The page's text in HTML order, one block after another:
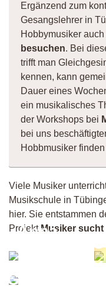
Ergänzend zum
Gesangslehrer in
Hobbymusiker
besuchen. Bei
trifft man
kennen, kann
Dauer eines
ein musikalisches
der Workshops bei
bei uns
Hobbmusiker
Viele Musiker
Musikschule in
hier. Sie entstammen
Projekt Musiker sucht
Anna-
Marielle
Krivec
Y
Guitarsilvi